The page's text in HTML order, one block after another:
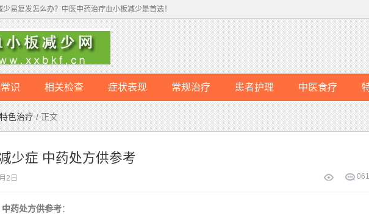
易复发怎么办？中医中药治疗血小板减少是首选！
识 相关检查 症状表现 常规治疗 患者护理 中医食疗
特色治疗/ 正文
少症 中药处方供参考
0
2日
药处方供参考：